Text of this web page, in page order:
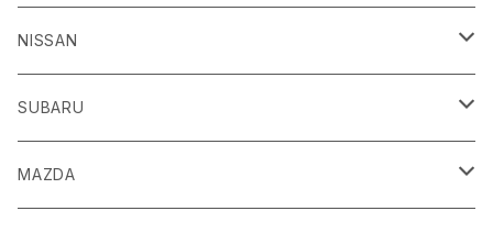
H24/4～R3/8 ZN6
GR86
R3/10～ ZN8
ｂＢ
H17/12～H28/8 20系
ｂZ４X
ＣＴ
H23/1～R4/11
ＥＳ
H30/10～
ＧＳ
NISSAN
ＡＤ
H18/12～ Y12
ＧＴ－Ｒ
SUBARU
ＢＲＺ
MAZDA